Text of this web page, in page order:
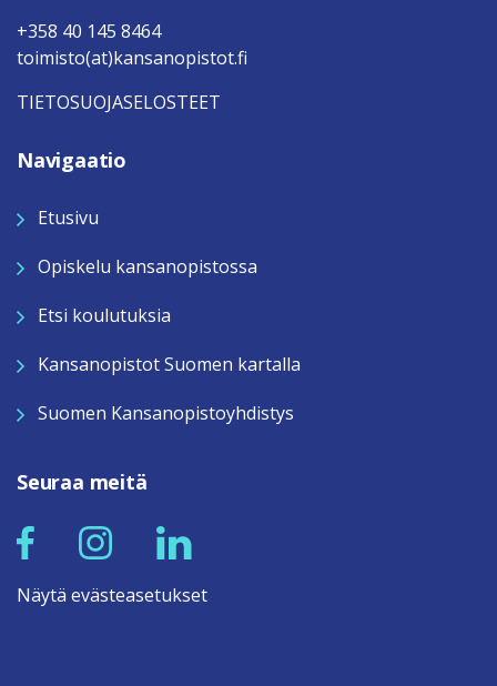
+358 40 145 8464
toimisto(at)kansanopistot.fi
TIETOSUOJASELOSTEET
Navigaatio
Etusivu
Opiskelu kansanopistossa
Etsi koulutuksia
Kansanopistot Suomen kartalla
Suomen Kansanopistoyhdistys
Seuraa meitä
Näytä evästeasetukset